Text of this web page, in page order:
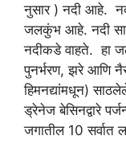
नुसार ) नदी आहे. नदी
जलकुंभ आहे. नदी
नदीकडे वाहते. हा
पुनर्भरण, झरे आणि
हिमनद्यांमधून)
ड्रेनेज बेसिनद्वारे
जगातील 10 सर्वात